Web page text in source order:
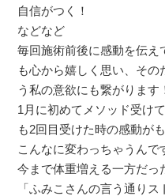
自信がつく！
などなど
毎回施術前後に感動を伝え
も心から嬉しく思い、その
う私の意欲にも繋がります
1月に初めてメソッド受け
も2回目受けた時の感動が
こんなに変わっちゃうんで
今まで体重増える一方だっ
「ふみこさんの言う通り